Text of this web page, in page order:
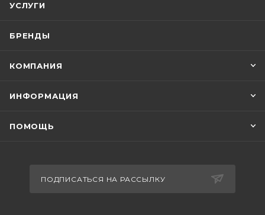
УСЛУГИ
БРЕНДЫ
КОМПАНИЯ
ИНФОРМАЦИЯ
ПОМОЩЬ
ПОДПИСАТЬСЯ НА РАССЫЛКУ